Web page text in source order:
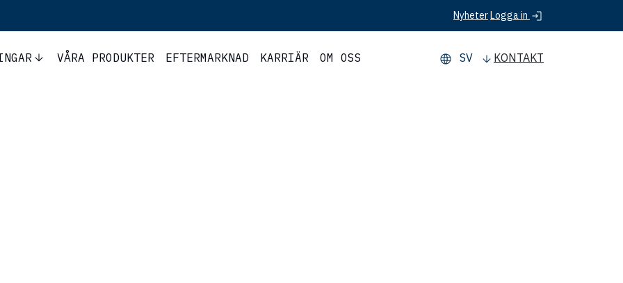
NyheterLogga in
VÅRA PRODUKTER EFTERMARKNAD KARRIÄR OM OSS SV KONTAKT